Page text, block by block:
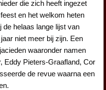
die zich heeft ingezet
en het welkom heten
de helaas lange lijst van
niet meer bij zijn. Een
waaronder namen
Eddy Pieters-Graafland, Cor
de revue waarna een